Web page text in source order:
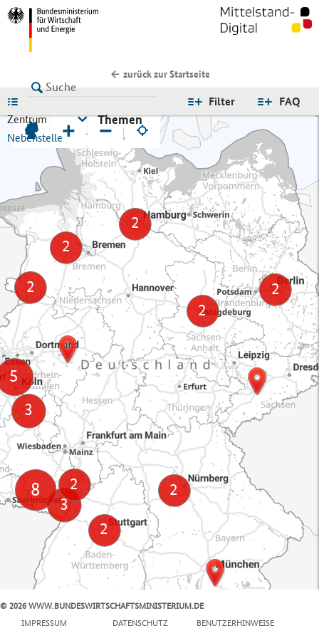
zurück zur Startseite
FAQ
Filter
Zentrum
Nebenstelle
Themen
+ −
© 2026 WWW.BUNDESWIRTSCHAFTSMINISTERIUM.DE
IMPRESSUM
DATENSCHUTZ BENUTZERHINWEISE